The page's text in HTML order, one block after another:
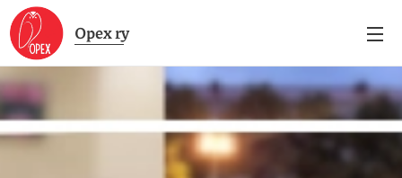
Opexry